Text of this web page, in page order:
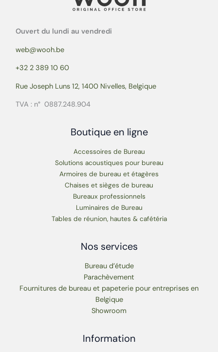
Ouvert du lundi au vendredi
web@wooh.be
+32 2 389 10 60
Rue Joseph Luns 12, 1400 Nivelles, Belgique
TVA : n° 0887.248.904
Boutique en ligne
Accessoires de Bureau
Solutions acoustiques pour bureau
Armoires de bureau et étagères
Chaises et sièges de bureau
Bureaux professionnels
Luminaires de Bureau
Tables de réunion, hautes & cafétéria
Nos services
Bureau d’étude
Parachèvement
Fournitures de bureau et papeterie pour entreprises en
Belgique
Showroom
Information